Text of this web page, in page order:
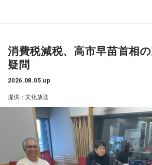
※放送エリア外の方は、プレミアム会員の登
だけます。
番組名：CHINTAI presents きゃりーぱみ
#0 ～Touch Your Heart～
放送日時：毎週日曜 12:30～12:55
パーソナリティ：きゃりーぱみゅぱみゅ
番組Webサイト：
https://www.tfm.co.jp/
番組公式X：@ChapterZero_JFN
付けず、読み手に委ねる世界観に魅了され
の興味を深めたと振り返ります。現地で暮
人々は周囲の目を気にし過ぎず、自分らし
じ、「いい大人にならないといけない」と
みが外れたと語りました。
番組のテーマである「手紙」にちなみ、森
景色を誰かと共有したいときに手紙を書く
ます。トーベ・ヤンソンが夏を過ごした群
がら移り変わる風景を手紙にしたためる時
ると語ってくれました。
まずは動き出すことで流れが一気に加速し
ていた新しいスタイルにも思い切って挑戦
【2位】乙女座（おとめ座）
知的好奇心が幸運を運んでくる日。気にな
を開いたり、資格や学びについてリサーチ
ょう。自分のやり方にこだわらず、人のア
受け入れてみると視界がパッと開けそう。
ダを食べるのもおすすめ。
消費税減税、高市早苗首相
疑問
2026.08.05 up
提供：文化放送